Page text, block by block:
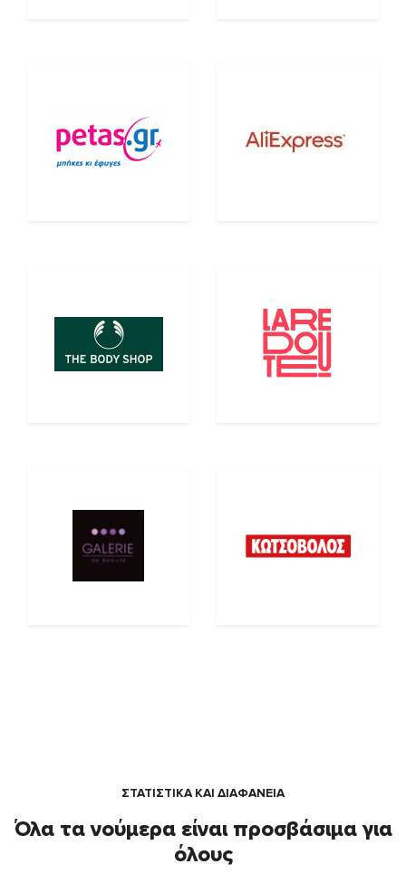
ΣΤΑΤΙΣΤΙΚΑ ΚΑΙ ΔΙΑΦΑΝΕΙΑ
Όλα τα νούμερα είναι προσβάσιμα για
όλους